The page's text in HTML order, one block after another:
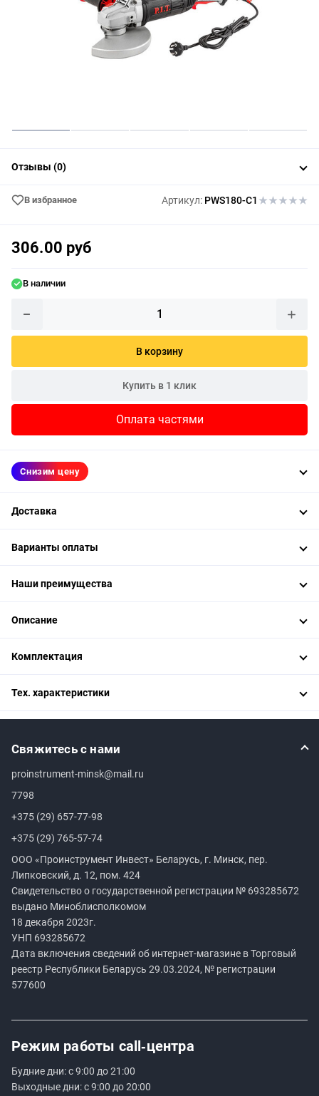
Отзывы (0)
В избранное Артикул: PWS180-C1
306.00 руб
В наличии
В корзину
Купить в 1 клик
Оплата частями
Снизим цену
Доставка
Варианты оплаты
Наши преимущества
Описание
Комплектация
Тех. характеристики
Свяжитесь с нами
proinstrument-minsk@mail.ru
7798
+375 (29) 657-77-98
+375 (29) 765-57-74
ООО «Проинструмент Инвест» Беларусь, г. Минск, пер.
Липковский, д. 12, пом. 424
Свидетельство о государственной регистрации № 693285672
выдано Миноблисполкомом
18 декабря 2023г.
УНП 693285672
Дата включения сведений об интернет-магазине в Торговый
реестр Республики Беларусь 29.03.2024, № регистрации
577600
Режим работы call‑центра
Будние дни: с 9:00 до 21:00
Выходные дни: с 9:00 до 20:00